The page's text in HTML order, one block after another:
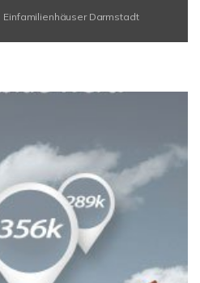
Einfamilienhäuser Darmstadt